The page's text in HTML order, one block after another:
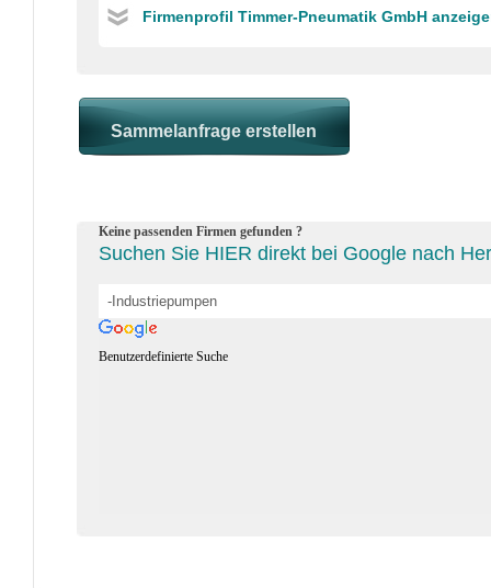
Firmenprofil Timmer-Pneumatik GmbH
Keine passenden Firmen gefunden ?
Suchen Sie HIER direkt bei Google nach
Benutzerdefinierte Suche